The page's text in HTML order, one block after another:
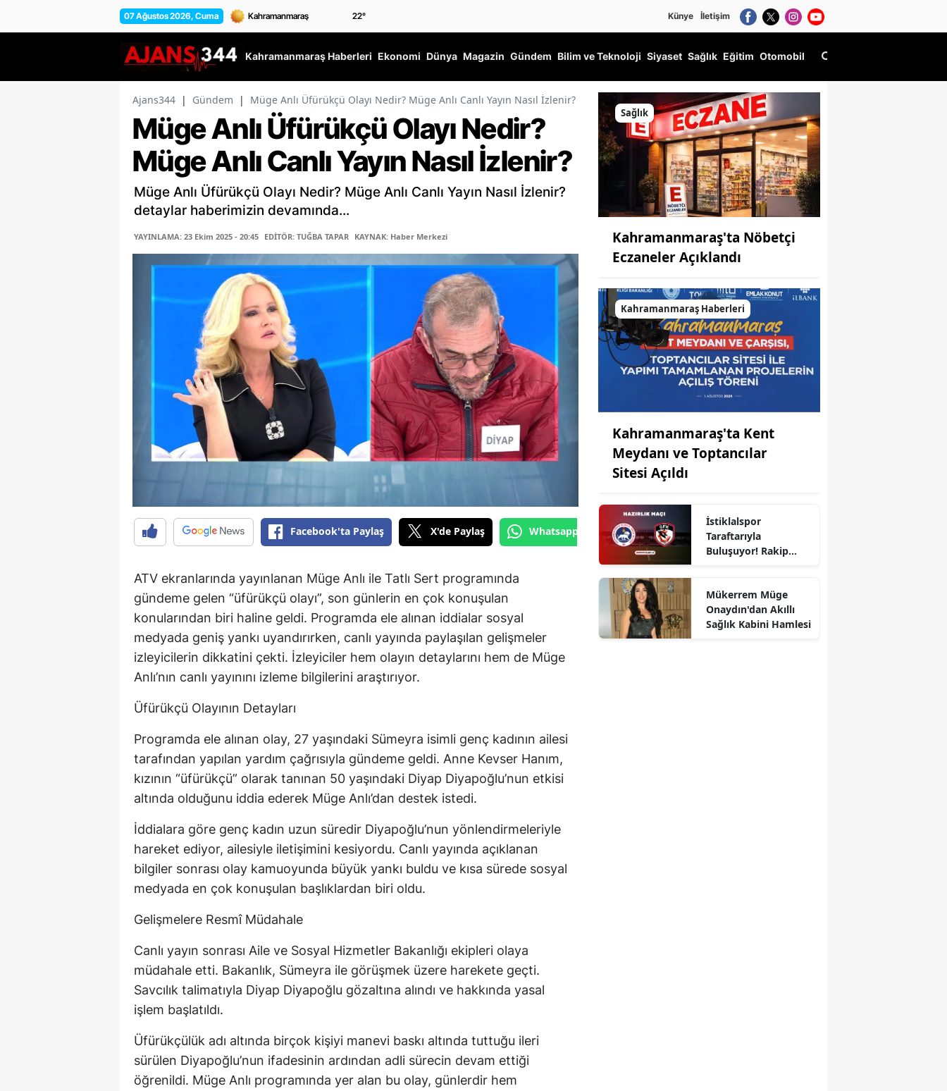
07 Ağustos 2026, Cuma 22° Künye İletişim
Kahramanmaraş Haberleri Ekonomi Dünya Magazin Gündem Bilim ve Teknoloji Siyaset Sağlık Eğitim Otomobil
Ajans344 | Gündem | Müge Anlı Üfürükçü Olayı Nedir? Müge Anlı Canlı Yayın Nasıl İzlenir?
Müge Anlı Üfürükçü Olayı Nedir?
Müge Anlı Canlı Yayın Nasıl İzlenir?
Müge Anlı Üfürükçü Olayı Nedir? Müge Anlı Canlı Yayın Nasıl İzlenir?
detaylar haberimizin devamında...
YAYINLAMA: 23 Ekim 2025 - 20:45 EDİTÖR: TUĞBA TAPAR KAYNAK: Haber Merkezi
Facebook'ta Paylaş X'de Paylaş Whatsapp'tan Gönder
ATV ekranlarında yayınlanan Müge Anlı ile Tatlı Sert programında
gündeme gelen “üfürükçü olayı”, son günlerin en çok konuşulan
konularından biri haline geldi. Programda ele alınan iddialar sosyal
medyada geniş yankı uyandırırken, canlı yayında paylaşılan gelişmeler
izleyicilerin dikkatini çekti. İzleyiciler hem olayın detaylarını hem de Müge
Anlı’nın canlı yayınını izleme bilgilerini araştırıyor.
Üfürükçü Olayının Detayları
Programda ele alınan olay, 27 yaşındaki Sümeyra isimli genç kadının ailesi
tarafından yapılan yardım çağrısıyla gündeme geldi. Anne Kevser Hanım,
kızının “üfürükçü” olarak tanınan 50 yaşındaki Diyap Diyapoğlu’nun etkisi
altında olduğunu iddia ederek Müge Anlı’dan destek istedi.
İddialara göre genç kadın uzun süredir Diyapoğlu’nun yönlendirmeleriyle
hareket ediyor, ailesiyle iletişimini kesiyordu. Canlı yayında açıklanan
bilgiler sonrası olay kamuoyunda büyük yankı buldu ve kısa sürede sosyal
medyada en çok konuşulan başlıklardan biri oldu.
Gelişmelere Resmî Müdahale
Canlı yayın sonrası Aile ve Sosyal Hizmetler Bakanlığı ekipleri olaya
müdahale etti. Bakanlık, Sümeyra ile görüşmek üzere harekete geçti.
Savcılık talimatıyla Diyap Diyapoğlu gözaltına alındı ve hakkında yasal
işlem başlatıldı.
Üfürükçülük adı altında birçok kişiyi manevi baskı altında tuttuğu ileri
sürülen Diyapoğlu’nun ifadesinin ardından adli sürecin devam ettiği
öğrenildi. Müge Anlı programında yer alan bu olay, günlerdir hem
Sağlık
Kahramanmaraş'ta Nöbetçi
Eczaneler Açıklandı
Kahramanmaraş Haberleri
Kahramanmaraş'ta Kent
Meydanı ve Toptancılar
Sitesi Açıldı
İstiklalspor
Taraftarıyla
Buluşuyor! Rakip
Mükerrem Müge
Onaydın'dan Akıllı
Sağlık Kabini Hamlesi